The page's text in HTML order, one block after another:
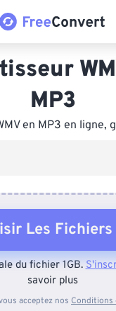
MP3
en MP3 en ligne,
Les Fichiers
l'appareil
du fichier 1GB.
savoir plus
acceptez nos